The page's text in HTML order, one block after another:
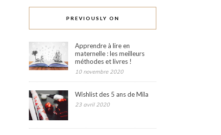
PREVIOUSLY ON
Apprendre à lire en
maternelle : les meilleurs
méthodes et livres !
10 novembre 2020
Wishlist des 5 ans de Mila
23 avril 2020